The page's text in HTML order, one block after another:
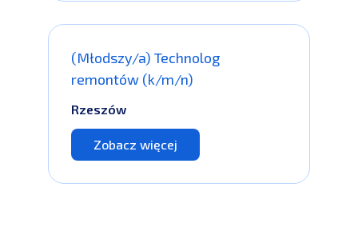
(Młodszy/a) Technolog
remontów (k/m/n)
Rzeszów
Zobacz więcej